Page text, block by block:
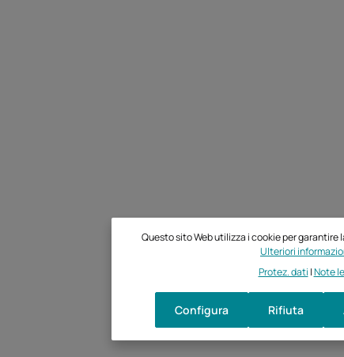
Questo sito Web utilizza i cookie per garantire
Ulteriori
Protez. dati |Note
Rifiuta
Configura